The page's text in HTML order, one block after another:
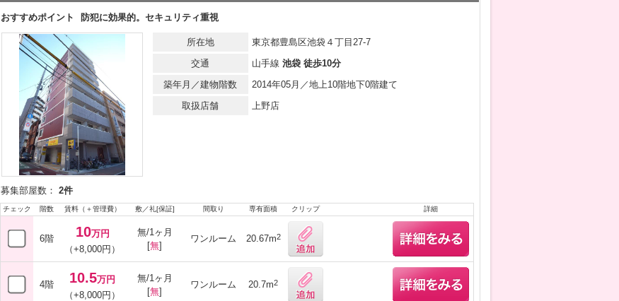
おすすめポイント 防犯に効果的。セキュリティ重視
所在地
東京都豊島区池袋４丁目27-7
交通
山手線 池袋 徒歩10分
築年月／建物階数
2014年05月／地上10階地下0階建て
取扱店舗
上野店
募集部屋数： 2件
チェック 階数 賃料（＋管理費） 敷／礼[保証] 間取り 専有面積 クリップ 詳細
6階 10万円
（+8,000円）
無/1ヶ月
[無]
ワンルーム 20.67m2
4階 10.5万円
（+8,000円）
無/1ヶ月
[無]
ワンルーム 20.7m2